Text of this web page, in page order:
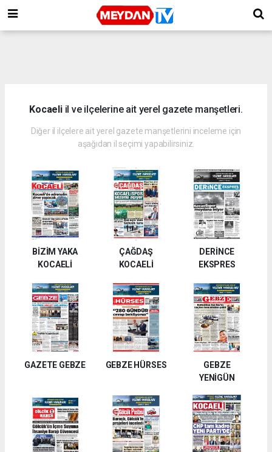
Kocaeliil ve ilçelerine ait yerel gazete manşetleri.
Diğer il ilçelere ait yerel gazete manşetlerini inceleme için
aşağıdan il seçimi yapabilirsiniz.
BİZİM YAKA
KOCAELİ
ÇAĞDAŞ
KOCAELİ
DERİNCE
EKSPRES
GAZETE GEBZE GEBZE HÜRSES
GEBZE
YENİGÜN